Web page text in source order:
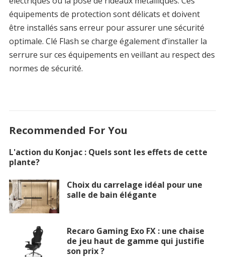
équipements de protection sont délicats et doivent
être installés sans erreur pour assurer une sécurité
optimale. Clé Flash se charge également d’installer la
serrure sur ces équipements en veillant au respect des
normes de sécurité.
Recommended For You
L'action du Konjac : Quels sont les effets de cette
plante?
Choix du carrelage idéal pour une
salle de bain élégante
Recaro Gaming Exo FX : une chaise
de jeu haut de gamme qui justifie
son prix ?